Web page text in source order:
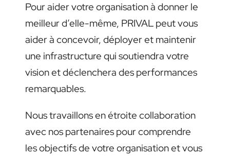
Pour aider votre organisation à donner le
meilleur d’elle-même, PRIVAL peut vous
aider à concevoir, déployer et maintenir
une infrastructure qui soutiendra votre
vision et déclenchera des performances
remarquables.
Nous travaillons en étroite collaboration
avec nos partenaires pour comprendre
les objectifs de votre organisation et vous